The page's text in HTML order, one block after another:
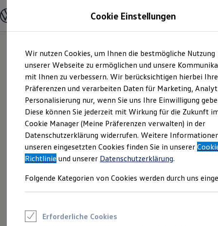
Hauptinhalt
springen
Footer
springen
Modelle und Konfigurator
Modelle vergleichen
Elektroautos
ENERGY Sondermodelle
Nutzfahrzeuge
SUV und CUV
Familienautos
Kombis
Kompaktwagen
Sportwagen
Schnell verfügbare Fahrzeuge
Angebote und Produkte
Aktuelle Angebote
E-Auto-Förderung
Volkswagen Marktplatz
Junge Gebrauchtwagen und Gebrauchtwagen
Saisonangebote
Cookie Einstellungen
Wir nutzen Cookies, um Ihnen die bestmögliche Nutzung
unserer Webseite zu ermöglichen und unsere
mit Ihnen zu verbessern. Wir berücksichtigen hierbei Ihre
Präferenzen und verarbeiten Daten für Marketing,
Personalisierung nur, wenn Sie uns Ihre Einwilligung
Diese können Sie jederzeit mit Wirkung für die Zukunft
Cookie Manager (Meine Präferenzen verwalten) in der
Datenschutzerklärung widerrufen. Weitere
unseren eingesetzten Cookies finden Sie in unserer
Richtlinie und unserer Datenschutzerklärung.
Folgende Kategorien von Cookies werden durch uns
Erforderliche Cookies